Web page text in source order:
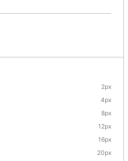
2px
4px
8px
12px
16px
20px